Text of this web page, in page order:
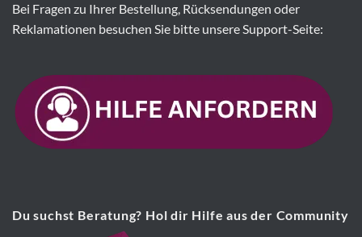
Bei Fragen zu Ihrer Bestellung, Rücksendungen oder
Reklamationen besuchen Sie bitte unsere Support-Seite:
Du suchst Beratung? Hol dir Hilfe aus der Community